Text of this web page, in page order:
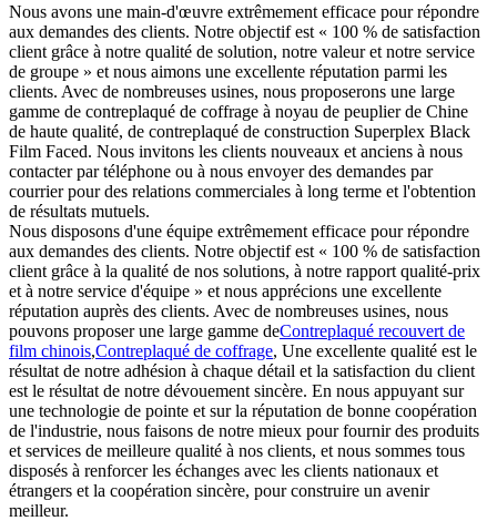
Nous avons une main-d'œuvre extrêmement efficace pour répondre
aux demandes des clients. Notre objectif est « 100 % de satisfaction
client grâce à notre qualité de solution, notre valeur et notre service
de groupe » et nous aimons une excellente réputation parmi les
clients. Avec de nombreuses usines, nous proposerons une large
gamme de contreplaqué de coffrage à noyau de peuplier de Chine
de haute qualité, de contreplaqué de construction Superplex Black
Film Faced. Nous invitons les clients nouveaux et anciens à nous
contacter par téléphone ou à nous envoyer des demandes par
courrier pour des relations commerciales à long terme et l'obtention
de résultats mutuels.
Nous disposons d'une équipe extrêmement efficace pour répondre
aux demandes des clients. Notre objectif est « 100 % de satisfaction
client grâce à la qualité de nos solutions, à notre rapport qualité-prix
et à notre service d'équipe » et nous apprécions une excellente
réputation auprès des clients. Avec de nombreuses usines, nous
pouvons proposer une large gamme deContreplaqué recouvert de
film chinois,Contreplaqué de coffrage, Une excellente qualité est le
résultat de notre adhésion à chaque détail et la satisfaction du client
est le résultat de notre dévouement sincère. En nous appuyant sur
une technologie de pointe et sur la réputation de bonne coopération
de l'industrie, nous faisons de notre mieux pour fournir des produits
et services de meilleure qualité à nos clients, et nous sommes tous
disposés à renforcer les échanges avec les clients nationaux et
étrangers et la coopération sincère, pour construire un avenir
meilleur.